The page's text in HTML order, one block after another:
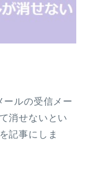
ルの受信メー
消せないとい
記事にしま